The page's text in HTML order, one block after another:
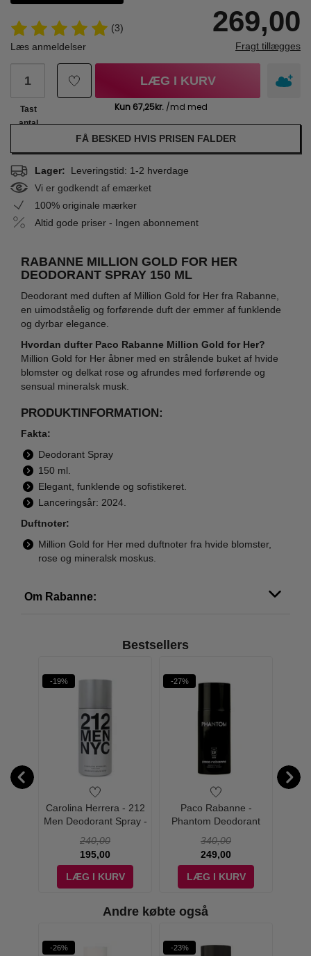
(3)
Læs anmeldelser
269,00
Fragt tillægges
Tast
antal
LÆG I KURV
FÅ BESKED HVIS PRISEN FALDER
Lager: Leveringstid: 1-2 hverdage
Vi er godkendt af emærket
100% originale mærker
Altid gode priser - Ingen abonnement
RABANNE MILLION GOLD FOR HER
DEODORANT SPRAY 150 ML
Deodorant med duften af Million Gold for Her fra Rabanne,
en uimodståelig og forførende duft der emmer af funklende
og dyrbar elegance.
Hvordan dufter Paco Rabanne Million Gold for Her?
Million Gold for Her åbner med en strålende buket af hvide
blomster og delkat rose og afrundes med forførende og
sensual mineralsk musk.
PRODUKTINFORMATION:
Fakta:
Deodorant Spray
150 ml.
Elegant, funklende og sofistikeret.
Lanceringsår: 2024.
Duftnoter:
Million Gold for Her med duftnoter fra hvide blomster,
rose og mineralsk moskus.
Om Rabanne:
Lady Million
Phantom
Bestsellers
-19%
Carolina Herrera - 212
Men Deodorant Spray -
240,00
195,00
LÆG I KURV
-27%
Paco Rabanne -
Phantom Deodorant
340,00
249,00
LÆG I KURV
Andre købte også
-26% -23%